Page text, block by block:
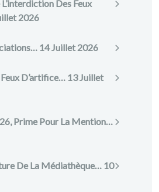
Des Feux
2026
14 Juillet 2026
D’artifice… 13 Juillet
Prime Pour La Mention…
De La Médiathèque… 10